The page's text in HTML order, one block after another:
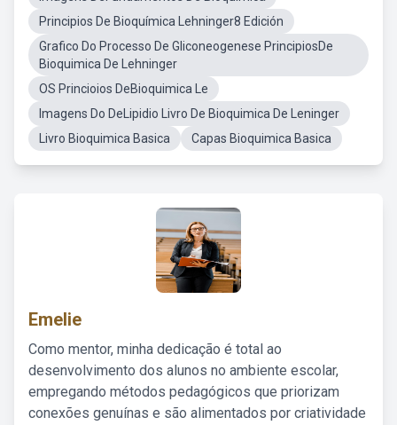
Principios De Bioquímica Lehninger8 Edición
Grafico Do Processo De Gliconeogenese PrincipiosDe
Bioquimica De Lehninger
OS Princioios DeBioquimica Le
Imagens Do DeLipidio Livro De Bioquimica De Leninger
Livro Bioquimica Basica
Capas Bioquimica Basica
Emelie
Como mentor, minha dedicação é total ao
desenvolvimento dos alunos no ambiente escolar,
empregando métodos pedagógicos que priorizam
conexões genuínas e são alimentados por criatividade